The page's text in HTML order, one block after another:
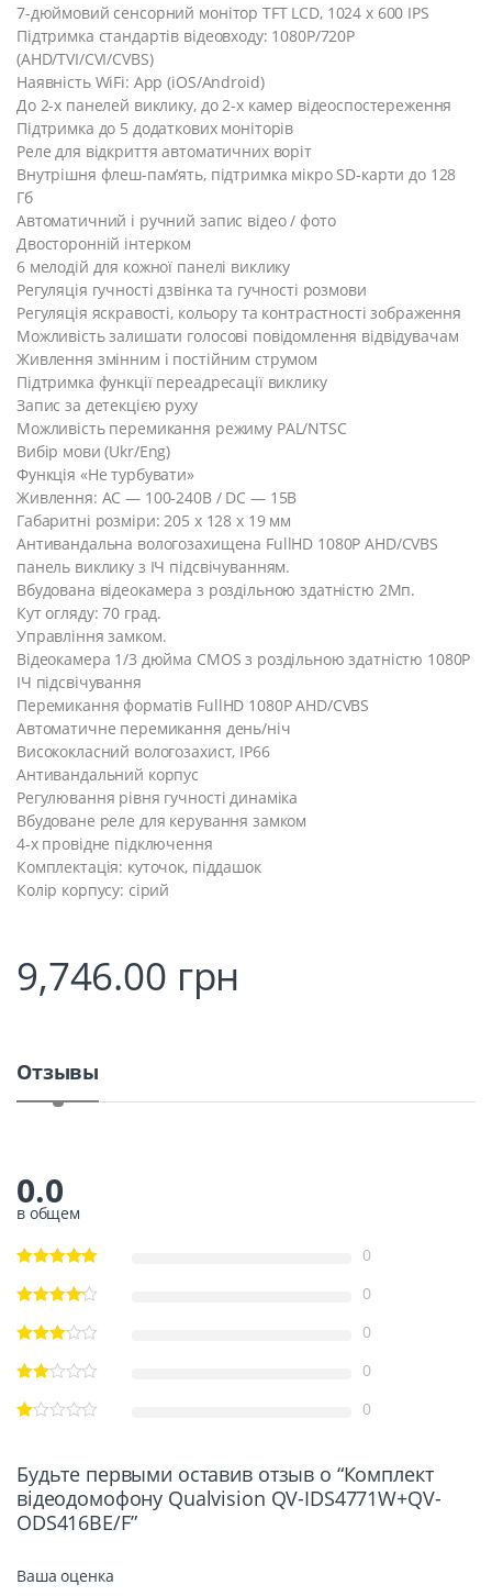
7-дюймовий сенсорний монітор TFT LCD, 1024 x 600 IPS
Підтримка стандартів відеовходу: 1080P/720P
(AHD/TVI/CVI/CVBS)
Наявність WiFi: App (iOS/Android)
До 2-х панелей виклику, до 2-х камер відеоспостереження
Підтримка до 5 додаткових моніторів
Реле для відкриття автоматичних воріт
Внутрішня флеш-пам’ять, підтримка мікро SD-карти до 128
Гб
Автоматичний і ручний запис відео / фото
Двосторонній інтерком
6 мелодій для кожної панелі виклику
Регуляція гучності дзвінка та гучності розмови
Регуляція яскравості, кольору та контрастності зображення
Можливість залишати голосові повідомлення відвідувачам
Живлення змінним і постійним струмом
Підтримка функції переадресації виклику
Запис за детекцією руху
Можливість перемикання режиму PAL/NTSC
Вибір мови (Ukr/Eng)
Функція «Не турбувати»
Живлення: AC — 100-240В / DC — 15В
Габаритні розміри: 205 x 128 x 19 мм
Антивандальна вологозахищена FullHD 1080P AHD/CVBS
панель виклику з ІЧ підсвічуванням.
Вбудована відеокамера з роздільною здатністю 2Мп.
Кут огляду: 70 град.
Управління замком.
Відеокамера 1/3 дюйма CMOS з роздільною здатністю 1080P
ІЧ підсвічування
Перемикання форматів FullHD 1080P AHD/CVBS
Автоматичне перемикання день/ніч
Висококласний вологозахист, IP66
Антивандальний корпус
Регулювання рівня гучності динаміка
Вбудоване реле для керування замком
4-х провідне підключення
Комплектація: куточок, піддашок
Колір корпусу: сірий
9,746.00 грн
Отзывы
0.0
в общем
0
0
0
0
0
Будьте первыми оставив отзыв о “Комплект
відеодомофону Qualvision QV-IDS4771W+QV-
ODS416BE/F”
Ваша оценка